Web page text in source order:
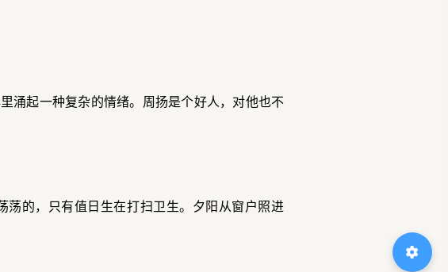
涌起一种复杂的情绪。周扬是个好人，对他也不
的，只有值日生在打扫卫生。夕阳从窗户照进